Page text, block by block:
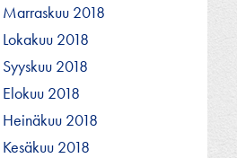
Marraskuu 2018
Lokakuu 2018
Syyskuu 2018
Elokuu 2018
Heinäkuu 2018
Kesäkuu 2018